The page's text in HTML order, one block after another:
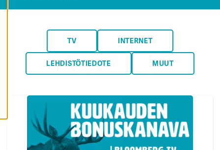
TV INTERNET
LEHDISTÖTIEDOTE MUUT